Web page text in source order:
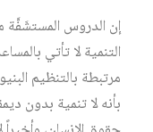
إن الدروس المستشَفَّة
التنمية لا تأتي
مرتبطة بالتنظيم
بأنه لا تنمية بدون